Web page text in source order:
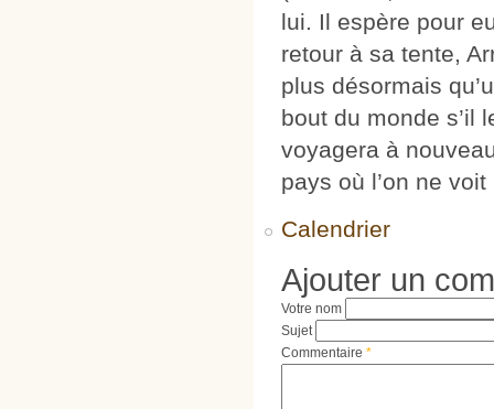
lui. Il espère pour
retour à sa tente,
plus désormais
bout du monde s’il
voyagera à
pays où l’on ne
Calendrier
Ajouter un
Votre nom
Sujet
Commentaire *